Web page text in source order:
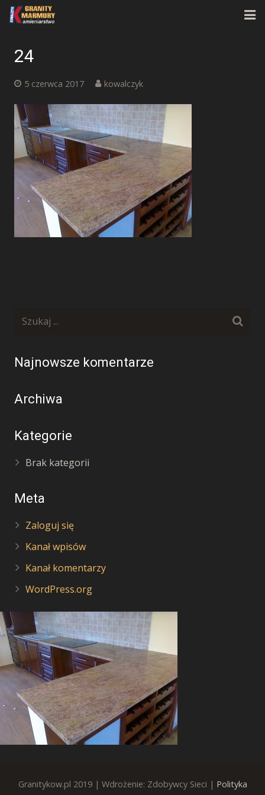
Realizacje
Kontakt
24
5 czerwca 2017 kowalczyk
Najnowsze komentarze
Archiwa
Kategorie
Brak kategorii
Meta
Zaloguj się
Kanał wpisów
Kanał komentarzy
WordPress.org
Granitykow.pl 2019 | Wdrożenie: Zdobywcy Sieci | Polityka